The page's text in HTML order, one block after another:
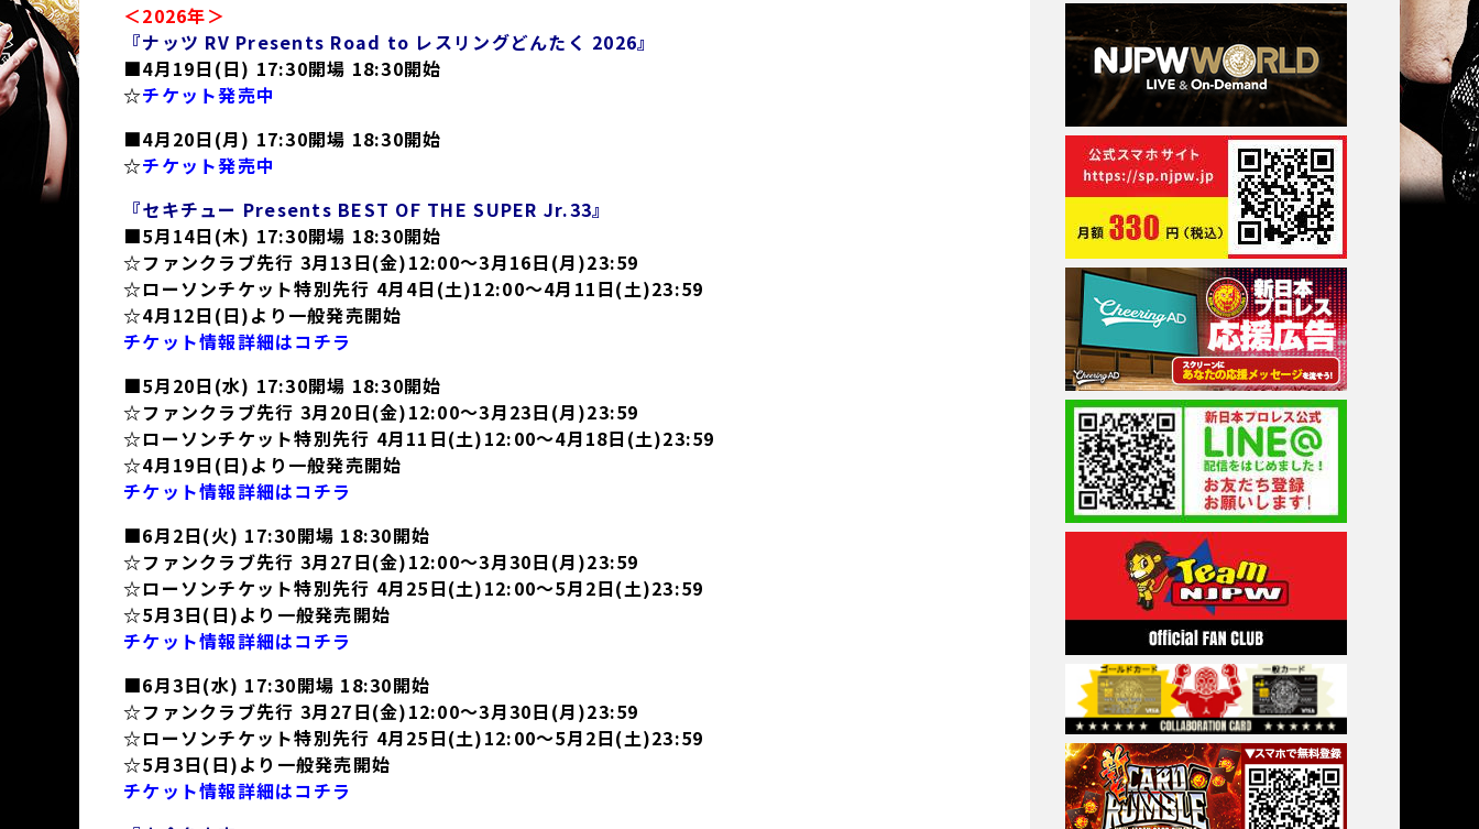
＜2026年＞
『ナッツ RV Presents Road to レスリングどんたく 2026』
■4月19日(日) 17:30開場 18:30開始
☆チケット発売中
■4月20日(月) 17:30開場 18:30開始
☆チケット発売中
『セキチュー Presents BEST OF THE SUPER Jr.33』
■5月14日(木) 17:30開場 18:30開始
☆ファンクラブ先行 3月13日(金)12:00～3月16日(月)23:59
☆ローソンチケット特別先行 4月4日(土)12:00～4月11日(土)23:59
☆4月12日(日)より一般発売開始
チケット情報詳細はコチラ
■5月20日(水) 17:30開場 18:30開始
☆ファンクラブ先行 3月20日(金)12:00～3月23日(月)23:59
☆ローソンチケット特別先行 4月11日(土)12:00～4月18日(土)23:59
☆4月19日(日)より一般発売開始
チケット情報詳細はコチラ
■6月2日(火) 17:30開場 18:30開始
☆ファンクラブ先行 3月27日(金)12:00～3月30日(月)23:59
☆ローソンチケット特別先行 4月25日(土)12:00～5月2日(土)23:59
☆5月3日(日)より一般発売開始
チケット情報詳細はコチラ
■6月3日(水) 17:30開場 18:30開始
☆ファンクラブ先行 3月27日(金)12:00～3月30日(月)23:59
☆ローソンチケット特別先行 4月25日(土)12:00～5月2日(土)23:59
☆5月3日(日)より一般発売開始
チケット情報詳細はコチラ